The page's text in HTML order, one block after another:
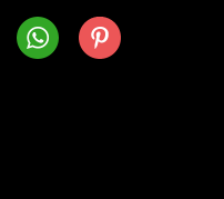
WhatsAppPinterest